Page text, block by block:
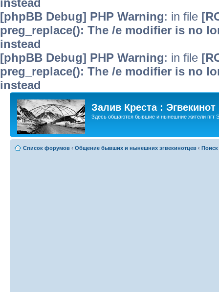
instead
[phpBB Debug] PHP Warning: in file
preg_replace(): The /e modifier is no
instead
[phpBB Debug] PHP Warning: in file
preg_replace(): The /e modifier is no
instead
Залив Креста : Эгвекинот
Здесь общаются бывшие и нынешние жители пгт
Список форумов ‹ Общение бывших и нынешних эгвекинотцев ‹ Поиск